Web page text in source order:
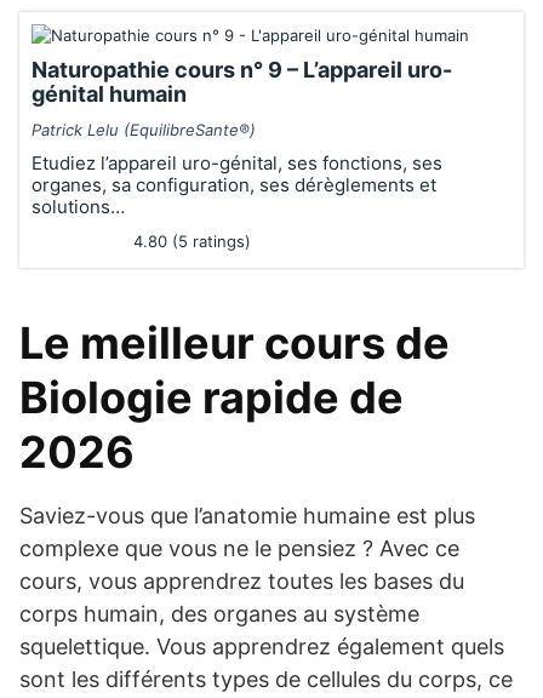
Naturopathie cours n° 9 – L’appareil uro-
génital humain
Patrick Lelu (EquilibreSante®)
Etudiez l’appareil uro-génital, ses fonctions, ses
organes, sa configuration, ses dérèglements et
solutions…
4.80 (5 ratings)
Le meilleur cours de
Biologie rapide de
2026
Saviez-vous que l’anatomie humaine est plus
complexe que vous ne le pensiez ? Avec ce
cours, vous apprendrez toutes les bases du
corps humain, des organes au système
squelettique. Vous apprendrez également quels
sont les différents types de cellules du corps, ce